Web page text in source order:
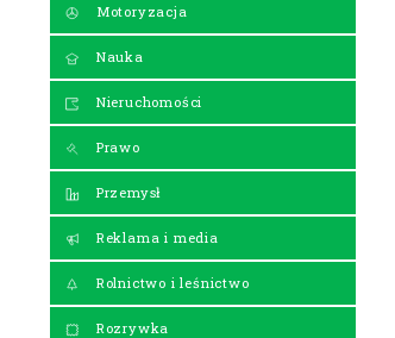
Motoryzacja
Nauka
Nieruchomości
Prawo
Przemysł
Reklama i media
Rolnictwo i leśnictwo
Rozrywka